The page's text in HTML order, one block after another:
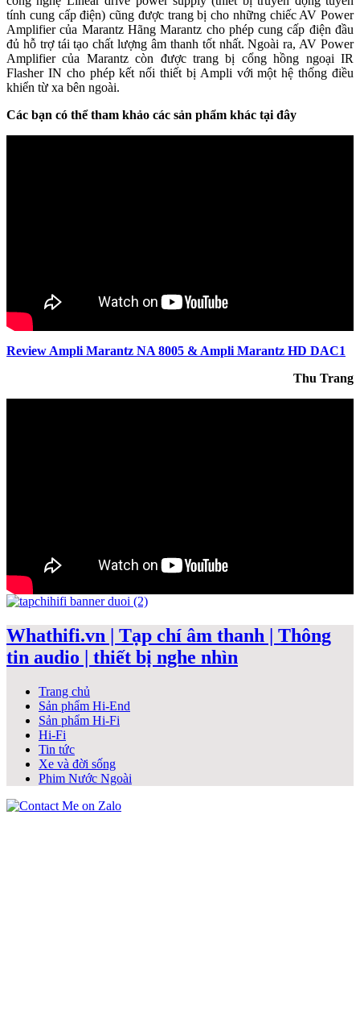
tính cung cấp điện) cũng được trang bị cho những chiếc AV Power
Amplifier của Marantz Hãng Marantz cho phép cung cấp điện đầu
đủ hỗ trợ tái tạo chất lượng âm thanh tốt nhất. Ngoài ra, AV Power
Amplifier của Marantz còn được trang bị cổng hồng ngoại IR
Flasher IN cho phép kết nối thiết bị Ampli với một hệ thống điều
khiển từ xa bên ngoài.
Các bạn có thể tham khảo các sản phẩm khác tại đây
Review Ampli Marantz NA 8005 & Ampli Marantz HD DAC1
Thu Trang
Whathifi.vn | Tạp chí âm thanh | Thông
tin audio | thiết bị nghe nhìn
Trang chủ
Sản phẩm Hi-End
Sản phẩm Hi-Fi
Hi-Fi
Tin tức
Xe và đời sống
Phim Nước Ngoài